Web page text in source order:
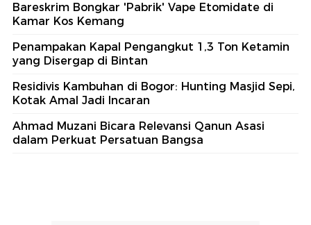
Bareskrim Bongkar 'Pabrik' Vape Etomidate di
Kamar Kos Kemang
Penampakan Kapal Pengangkut 1,3 Ton Ketamin
yang Disergap di Bintan
Residivis Kambuhan di Bogor: Hunting Masjid Sepi,
Kotak Amal Jadi Incaran
Ahmad Muzani Bicara Relevansi Qanun Asasi
dalam Perkuat Persatuan Bangsa